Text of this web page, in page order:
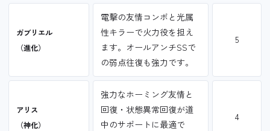
ガブリエル
（進化）
電撃の友情コンボと光属
性キラーで火力役を担え
ます。オールアンチSSで
の弱点往復も強力です。
5
アリス
（神化）
強力なホーミング友情と
回復・状態異常回復が道
中のサポートに最適で
4